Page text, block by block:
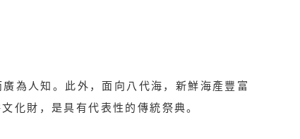
為人知。此外，面向八代海，新鮮海產豐富
化財，是具有代表性的傳統祭典。